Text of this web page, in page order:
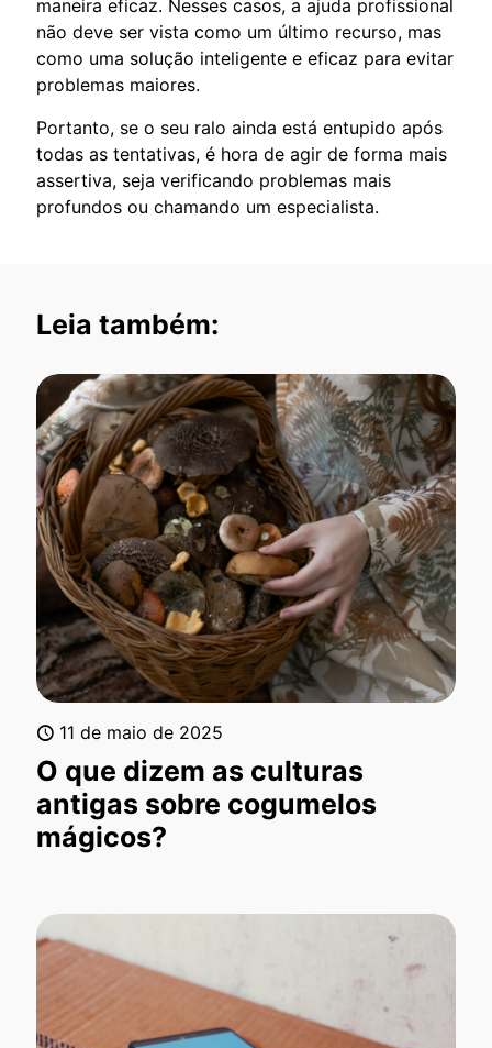
maneira eficaz. Nesses casos, a ajuda profissional
não deve ser vista como um último recurso, mas
como uma solução inteligente e eficaz para evitar
problemas maiores.
Portanto, se o seu ralo ainda está entupido após
todas as tentativas, é hora de agir de forma mais
assertiva, seja verificando problemas mais
profundos ou chamando um especialista.
Leia também:
11 de maio de 2025
O que dizem as culturas
antigas sobre cogumelos
mágicos?